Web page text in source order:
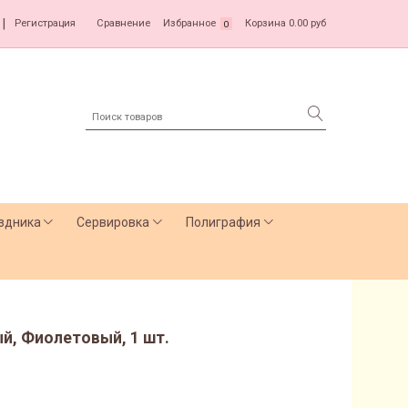
Регистрация Сравнение Избранное 0 Корзина 0.00 руб
Сервировка Полиграфия
Фиолетовый, 1 шт.